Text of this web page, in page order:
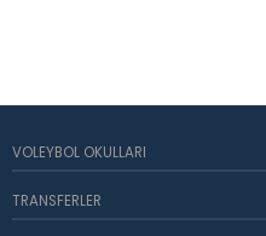
VOLEYBOL OKULLARI
TRANSFERLER